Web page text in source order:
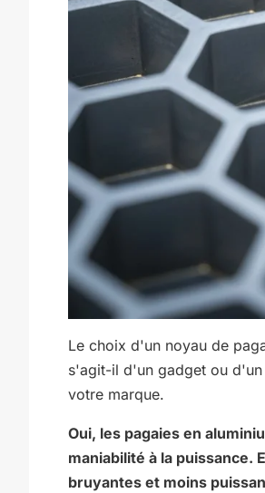
Le choix d'un noyau de
s'agit-il d'un gadget ou
votre marque.
Oui, les pagaies en
maniabilité à la puissance.
bruyantes et moins